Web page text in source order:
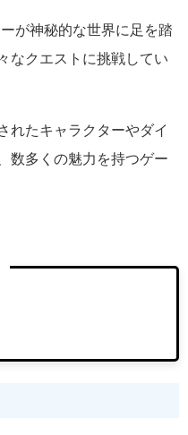
が神秘的な世界に足を踏
なクエストに挑戦してい
れたキャラクターやダイ
数多くの魅力を持つゲー